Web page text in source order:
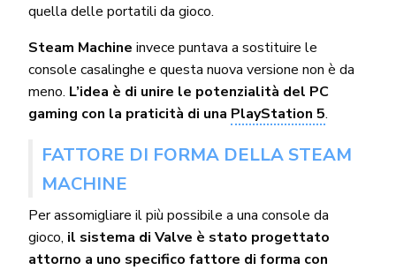
quella delle portatili da gioco.
Steam Machine invece puntava a sostituire le
console casalinghe e questa nuova versione non è da
meno. L’idea è di unire le potenzialità del PC
gaming con la praticità di una PlayStation 5.
FATTORE DI FORMA DELLA STEAM
MACHINE
Per assomigliare il più possibile a una console da
gioco, il sistema di Valve è stato progettato
attorno a uno specifico fattore di forma con